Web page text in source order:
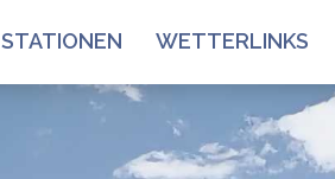
STATIONEN WETTERLINKS